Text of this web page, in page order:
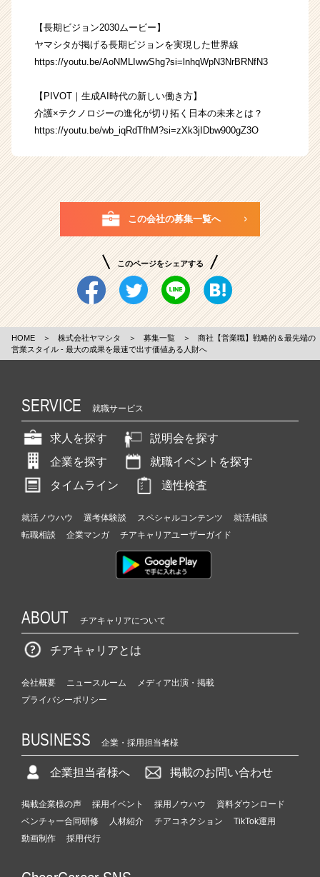
【長期ビジョン2030ムービー】
ヤマシタが掲げる長期ビジョンを実現した世界線
https://youtu.be/AoNMLIwwShg?si=lnhqWpN3NrBRNfN3
【PIVOT｜生成AI時代の新しい働き方】
介護×テクノロジーの進化が切り拓く日本の未来とは？
https://youtu.be/wb_iqRdTfhM?si=zXk3jIDbw900gZ3O
この会社の募集一覧へ
このページをシェアする
HOME ＞ 株式会社ヤマシタ ＞ 募集一覧 ＞
商社【営業職】戦略的＆最先端の
営業スタイル - 最大の成果を最速で出す価値ある人財へ
SERVICE 就職サービス
求人を探す
説明会を探す
企業を探す
就職イベントを探す
タイムライン
適性検査
就活ノウハウ 選考体験談 スペシャルコンテンツ
就活相談
転職相談
企業マンガ チアキャリアユーザーガイド
ABOUT チアキャリアについて
チアキャリアとは
会社概要 ニュースルーム
メディア出演・掲載
プライバシーポリシー
BUSINESS 企業・採用担当者様
企業担当者様へ 掲載のお問い合わせ
掲載企業様の声 採用イベント 採用ノウハウ
資料ダウンロード
ベンチャー合同研修
人材紹介 チアコネクション
TikTok運用
動画制作
採用代行